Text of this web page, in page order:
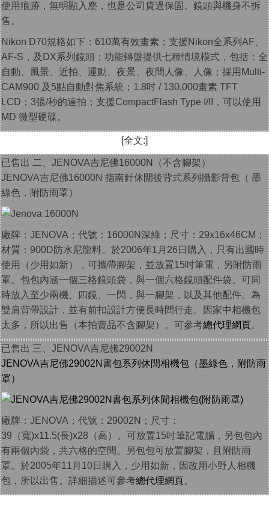
使用痕跡，無明顯入塵，也是公司貨過保固。鏡頭與機身不拆
售。
Nikon D70規格如下：610萬有效畫素；支援Nikon全系列AF、
AF-S，及DX系列鏡頭；功能轉盤提供七種情境模式，包括：全
自動、風景、近拍、運動、夜景、夜間人像、人像；採用Multi-
CAM900 及5點自動對焦系統；1.8吋 / 130,000畫素 TFT
LCD；3張/秒的連拍；支援CompactFlash Type I/II，可以使用
MD 微型硬碟。
[全文:]
已售出 二、JENOVA吉尼佛16000N（不含腳架）
JENOVA吉尼佛16000N 指南針休閒後背式系列攝影背包（ 墨
綠色，附防雨罩）
廠牌：JENOVA；代號：16000N深綠；尺寸：29x16x46CM；
材質：900D防水尼龍料。於2006年1月26日購入，只有出國時
使用（少用如新），可攜帶腳架，並放置15吋筆電，另附防雨
罩。包包內涵一個三格鏡頭袋，與一個六格鏡頭配件袋。可同
時放入至少兩機、四鏡、一閃，與一腳架，以及其他配件。為
雙肩背帶設計，並有前扣設計方便長時間行走。因家中相機包
太多，所以出售（本拍賣品不含腳架）。可參考總代理網頁。
已售出 三、JENOVA吉尼佛29002N
JENOVA吉尼佛29002N書包系列休閒相機包（墨綠色，附防雨
罩）
廠牌：JENOVA；代號：29002N；尺寸：
39（寬)x11.5(長)x28（高）。可放置15吋筆記電腦，另包包內
有兩個內袋，共六格的空間。另包包可放置腳架，且附防雨
罩。於2005年11月10日購入，少用如新，因改用小野人相機
包，所以出售。詳細描述可參考總代理網頁。